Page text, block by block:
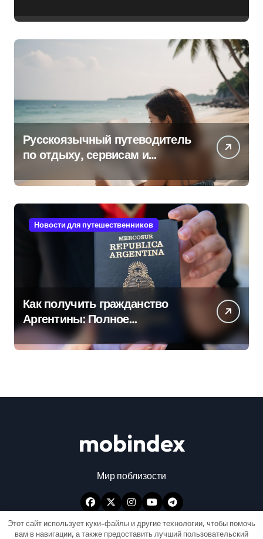
Русскоязычный путеводитель
по отдыху, сервисам и
Восточной Азии
Новости для путешественников
Как получить гражданство
Аргентины: Полное
руководство
mobindex
Мир поблизости
Этот сайт использует куки-файлы и другие технологии, чтобы помочь
вам в навигации, а также предоставить лучший пользовательский